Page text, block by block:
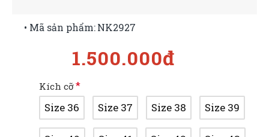
1.500.000đ
• Mã sản phẩm:NK2927
Kích cỡ
Size 36 Size 37 Size 38 Size 39